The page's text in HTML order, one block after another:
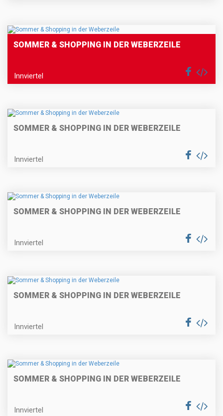
SOMMER & SHOPPING IN DER WEBERZEILE
Innviertel
SOMMER & SHOPPING IN DER WEBERZEILE
Innviertel
SOMMER & SHOPPING IN DER WEBERZEILE
Innviertel
SOMMER & SHOPPING IN DER WEBERZEILE
Innviertel
SOMMER & SHOPPING IN DER WEBERZEILE
Innviertel